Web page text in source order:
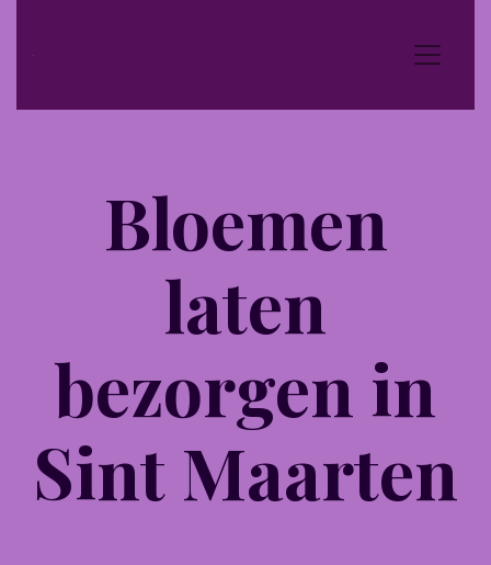
Bloemen
laten
bezorgen in
Sint Maarten